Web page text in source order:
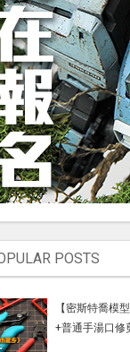
POSTS
【密斯特喬模
+普通手湯口修